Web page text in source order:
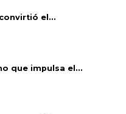
el...
que impulsa el...